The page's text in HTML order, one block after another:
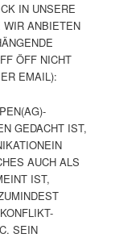
IN UNSERE
WIR ANBIETEN
ÖFF NICHT
EMAIL):
GEDACHT IST,
AUCH ALS
IST,
SEIN